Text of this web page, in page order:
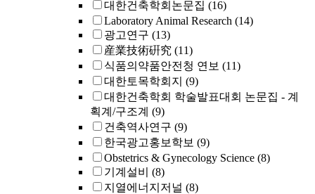
대한건축학회논문집 (16)
Laboratory Animal Research (14)
광고연구 (13)
産業技術硏究 (11)
식품의약품안전청 연보 (11)
대한토목학회지 (9)
대한건축학회 학술발표대회 논문집 - 계
획계/구조계 (9)
건축역사연구 (9)
한국광고홍보학보 (9)
Obstetrics & Gynecology Science (8)
기계설비
(8)
지열에너지저널 (8)